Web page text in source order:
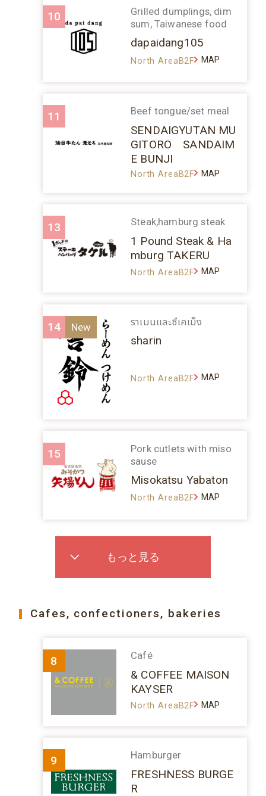
10
Grilled dumplings, dim
sum, Taiwanese food
dapaidang105
North AreaB2F MAP
11 Beef tongue/set meal
SENDAIGYUTAN MU
GITORO SANDAIM
E BUNJI
North AreaB2F MAP
13 Steak,hamburg steak
1 Pound Steak & Ha
mburg TAKERU
North AreaB2F MAP
14 ราเมนและซึเคเม็ง
sharin
North AreaB2F MAP
15
Pork cutlets with miso
sause
Misokatsu Yabaton
North AreaB2F MAP
もっと見る
Cafes, confectioners, bakeries
8 Café
& COFFEE MAISON
KAYSER
North AreaB2F MAP
9 Hamburger
FRESHNESS BURGE
R